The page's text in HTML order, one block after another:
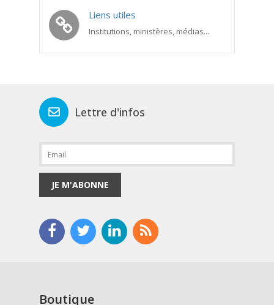
Liens utiles
Institutions, ministères, médias...
Lettre d'infos
JE M'ABONNE
Boutique